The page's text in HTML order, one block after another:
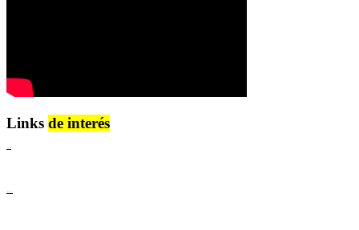
Links de interés